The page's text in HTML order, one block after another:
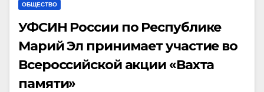
ОБЩЕСТВО
УФСИН России по Республике
Марий Эл принимает участие во
Всероссийской акции «Вахта
памяти»